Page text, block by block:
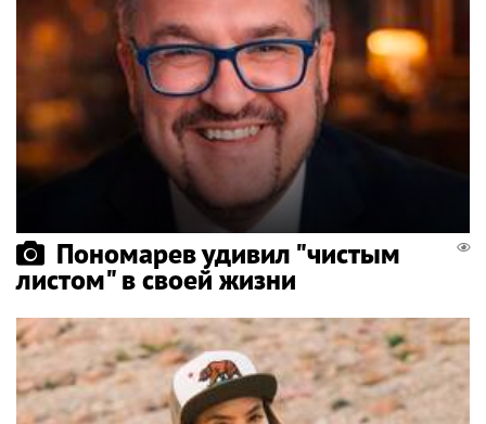
Пономарев удивил "чистым
листом" в своей жизни